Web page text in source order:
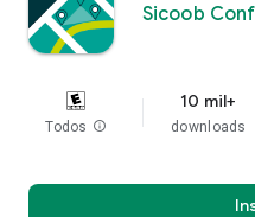
Sicoob
Todos info
10 mil+
downloads